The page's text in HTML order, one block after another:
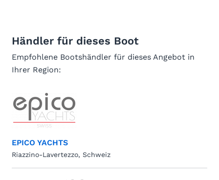
Händler für dieses Boot
Empfohlene Bootshändler für dieses Angebot in
Ihrer Region:
EPICO YACHTS
Riazzino-Lavertezzo, Schweiz